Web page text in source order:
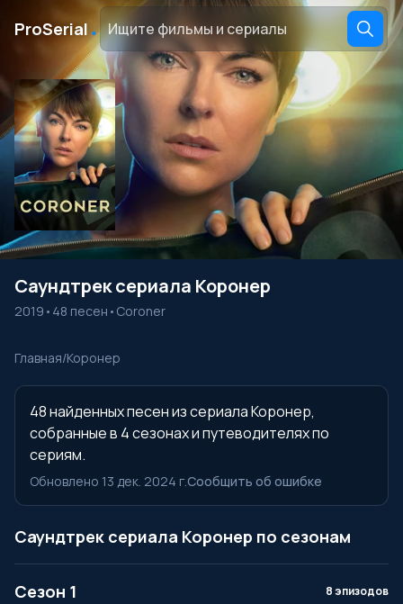
ProSerial․
Саундтрек сериала Коронер
2019 • 48 песен • Coroner
Главная/Коронер
48 найденных песен из сериала Коронер,
собранные в 4 сезонах и путеводителях по
сериям.
Обновлено 13 дек. 2024 г.Сообщить об ошибке
Саундтрек сериала Коронер по сезонам
Сезон 1
8 эпизодов